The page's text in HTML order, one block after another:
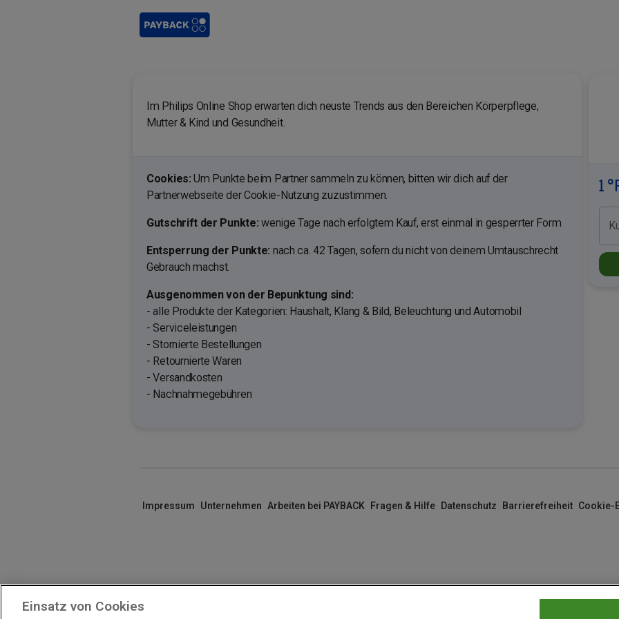
Im Philips Online Shop erwarten dich neuste Trends aus den Bereichen Körperpflege,
Mutter & Kind und Gesundheit.
Cookies:Um Punkte beim Partner sammeln zu können, bitten wir dich auf der
Partnerwebseite der Cookie-Nutzung zuzustimmen.
Gutschrift der Punkte: wenige Tage nach erfolgtem Kauf, erst einmal in gesperrter Form
Entsperrung der Punkte: nach ca. 42 Tagen, sofern du nicht von deinem Umtauschrecht
Gebrauch machst.
Ausgenommen von der Bepunktung sind:
- alle Produkte der Kategorien: Haushalt, Klang & Bild, Beleuchtung und Automobil
- Serviceleistungen
- Stornierte Bestellungen
- Retournierte Waren
- Versandkosten
- Nachnahmegebühren
1
Impressum Unternehmen Arbeiten bei PAYBACK Fragen & Hilfe Datenschutz Barrierefreiheit Cookie-
Einsatz von Cookies